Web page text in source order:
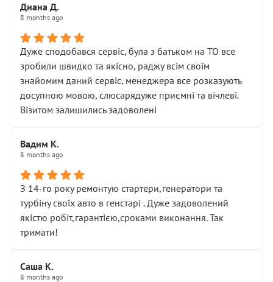
Диана Д.
8 months ago
Дуже сподобався сервіс, була з батьком на ТО все
зробили швидко та якісно, раджу всім своїм
знайомим даний сервіс, менеджера все розказують
досупною мовою, слюсарядуже приємні та вічлеві.
Візитом залишились задоволені
Вадим К.
8 months ago
З 14-го року ремонтую стартери,генератори та
турбіну своїх авто в генстарі . Дуже задоволений
якістю робіт,гарантією,сроками виконання. Так
тримати!
Саша К.
8 months ago